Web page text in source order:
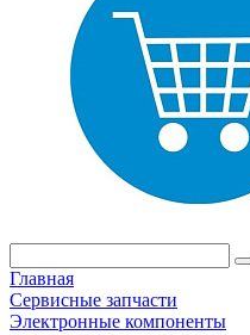
Главная
Сервисные запчасти
Электронные компоненты